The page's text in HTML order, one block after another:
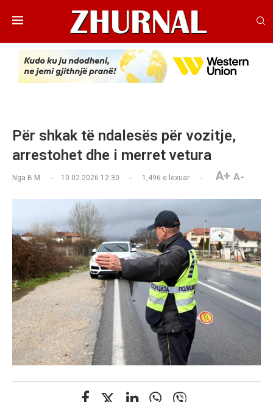
Për shkak të ndalesës për vozitje,
arrestohet dhe i merret vetura
Nga B.M 10.02.2026 12:30 1,496 e lexuar A+ A-